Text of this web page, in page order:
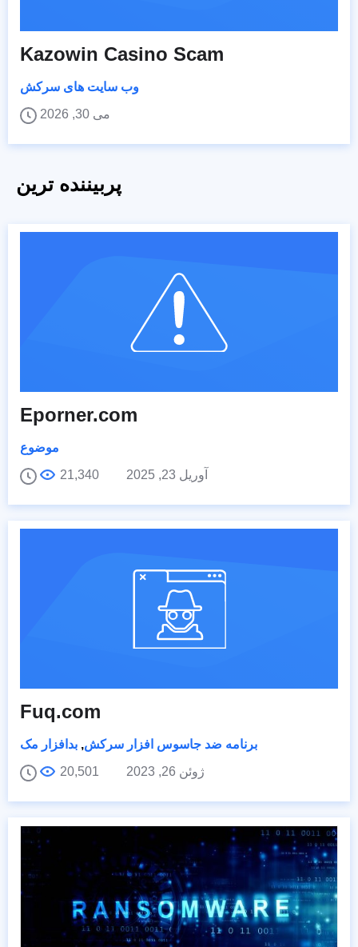
Kazowin Casino Scam
وب سایت های سرکش
می 30, 2026
پربیننده ترین
Eporner.com
موضوع
آوریل 23, 2025
21,340
Fuq.com
برنامه ضد جاسوس افزار سرکش, بدافزار مک
ژوئن 26, 2023
20,501